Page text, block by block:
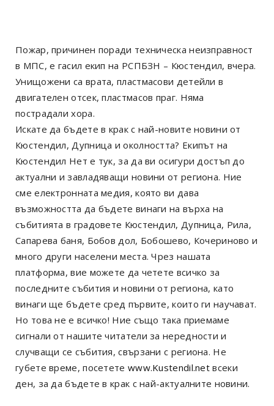
Пожар, причинен поради техническа неизправност
в МПС, е гасил екип на РСПБЗН – Кюстендил, вчера.
Унищожени са врата, пластмасови детейли в
двигателен отсек, пластмасов праг. Няма
пострадали хора.
Искате да бъдете в крак с най-новите новини от
Кюстендил, Дупница и околността? Екипът на
Кюстендил Нет е тук, за да ви осигури достъп до
актуални и завладяващи новини от региона. Ние
сме електронната медия, която ви дава
възможността да бъдете винаги на върха на
събитията в градовете Кюстендил, Дупница, Рила,
Сапарева баня, Бобов дол, Бобошево, Кочериново и
много други населени места. Чрез нашата
платформа, вие можете да четете всичко за
последните събития и новини от региона, като
винаги ще бъдете сред първите, които ги научават.
Но това не е всичко! Ние също така приемаме
сигнали от нашите читатели за нередности и
случващи се събития, свързани с региона. Не
губете време, посетете www.Kustendil.net всеки
ден, за да бъдете в крак с най-актуалните новини.